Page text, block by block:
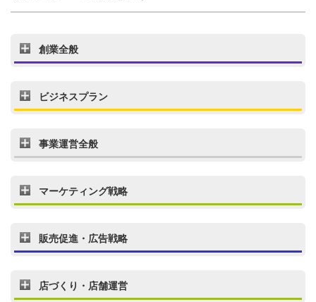
創業全般
ビジネスプラン
事業運営全般
マーケティング戦略
販売促進・広告戦略
店づくり・店舗運営